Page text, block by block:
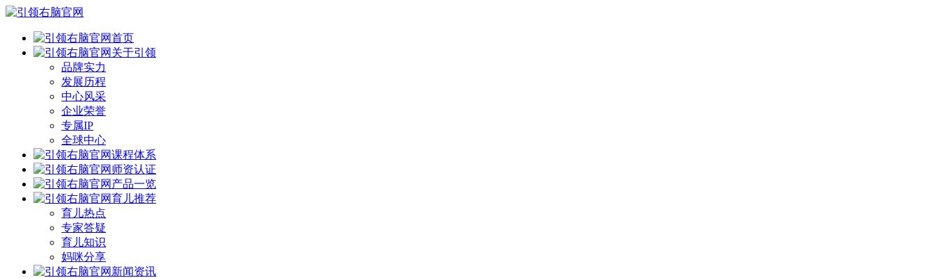
首页
关于引领
品牌实力
发展历程
中心风采
企业荣誉
专属IP
全球中心
课程体系
师资认证
产品一览
育儿推荐
育儿热点
专家答疑
育儿知识
妈咪分享
新闻资讯